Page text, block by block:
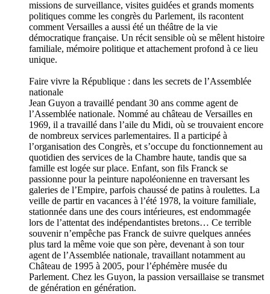
missions de surveillance, visites guidées et grands moments
politiques comme les congrès du Parlement, ils racontent
comment Versailles a aussi été un théâtre de la vie
démocratique française. Un récit sensible où se mêlent histoire
familiale, mémoire politique et attachement profond à ce lieu
unique.
Faire vivre la République : dans les secrets de l’Assemblée
nationale
Jean Guyon a travaillé pendant 30 ans comme agent de
l’Assemblée nationale. Nommé au château de Versailles en
1969, il a travaillé dans l’aile du Midi, où se trouvaient encore
de nombreux services parlementaires. Il a participé à
l’organisation des Congrès, et s’occupe du fonctionnement au
quotidien des services de la Chambre haute, tandis que sa
famille est logée sur place. Enfant, son fils Franck se
passionne pour la peinture napoléonienne en traversant les
galeries de l’Empire, parfois chaussé de patins à roulettes. La
veille de partir en vacances à l’été 1978, la voiture familiale,
stationnée dans une des cours intérieures, est endommagée
lors de l’attentat des indépendantistes bretons… Ce terrible
souvenir n’empêche pas Franck de suivre quelques années
plus tard la même voie que son père, devenant à son tour
agent de l’Assemblée nationale, travaillant notamment au
Château de 1995 à 2005, pour l’éphémère musée du
Parlement. Chez les Guyon, la passion versaillaise se transmet
de génération en génération.